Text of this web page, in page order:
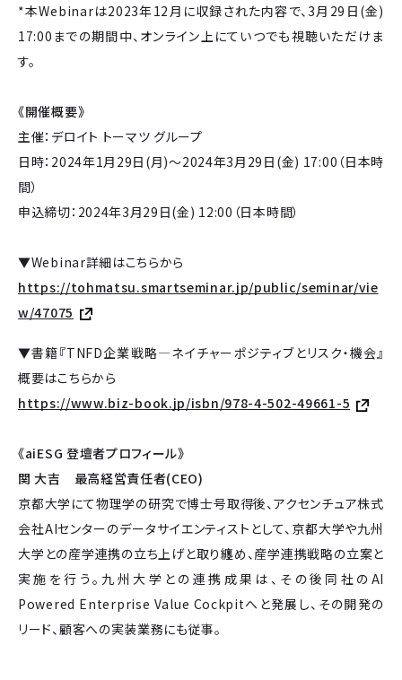
*本Webinarは2023年12月に収録された内容で、3月29日(金)
17:00までの期間中、オンライン上にていつでも視聴いただけま
す。
《開催概要》
主催：デロイト トーマツ グループ
日時：2024年1月29日(月)～2024年3月29日(金) 17:00（日本時
間）
申込締切：2024年3月29日(金) 12:00（日本時間）
▼Webinar詳細はこちらから
https://tohmatsu.smartseminar.jp/public/seminar/vie
w/47075
▼書籍『TNFD企業戦略―ネイチャーポジティブとリスク・機会』
概要はこちらから
https://www.biz-book.jp/isbn/978-4-502-49661-5
《aiESG 登壇者プロフィール》
関 大吉 最高経営責任者(CEO)
京都大学にて物理学の研究で博士号取得後、アクセンチュア株式
会社AIセンターのデータサイエンティストとして、京都大学や九州
大学との産学連携の立ち上げと取り纏め、産学連携戦略の立案と
実施を行う。九州大学との連携成果は、その後同社のAI
Powered Enterprise Value Cockpitへと発展し、その開発の
リード、顧客への実装業務にも従事。